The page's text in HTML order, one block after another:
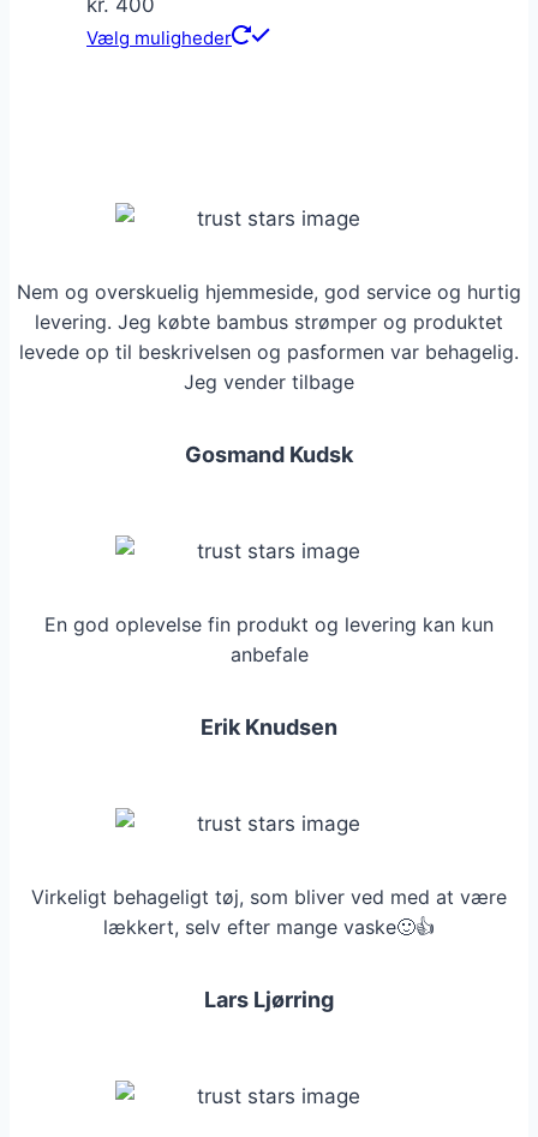
kr. 400
Vælg muligheder
Dette
kan
på
varesiden
Nem og overskuelig hjemmeside, god service og hurtig
levering. Jeg købte bambus strømper og produktet
levede op til beskrivelsen og pasformen var behagelig.
Jeg vender tilbage
Gosmand Kudsk
En god oplevelse fin produkt og levering kan kun
anbefale
Erik Knudsen
Virkeligt behageligt tøj, som bliver ved med at være
lækkert, selv efter mange vaske🙂👍
Lars Ljørring